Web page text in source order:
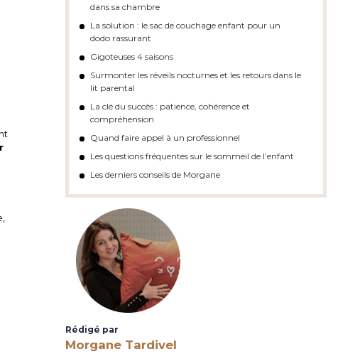
dans sa chambre
La solution : le sac de couchage enfant pour un
dodo rassurant
Gigoteuses 4 saisons
Surmonter les réveils nocturnes et les retours dans le
lit parental
La clé du succès : patience, cohérence et
compréhension
Quand faire appel à un professionnel
Les questions fréquentes sur le sommeil de l’enfant
Les derniers conseils de Morgane
Rédigé par
Morgane Tardivel